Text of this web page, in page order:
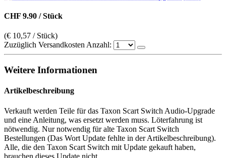
CHF 9.90 / Stück
(€ 10,57 / Stück)
Zuzüglich VersandkostenAnzahl:
Weitere Informationen
Artikelbeschreibung
Verkauft werden Teile für das Taxon Scart Switch Audio-Upgrade
und eine Anleitung, was ersetzt werden muss. Löterfahrung ist
nötwendig. Nur notwendig für alte Taxon Scart Switch
Bestellungen (Das Wort Update fehlte in der Artikelbeschreibung).
Alle, die den Taxon Scart Switch mit Update gekauft haben,
brauchen dieses Update nicht.